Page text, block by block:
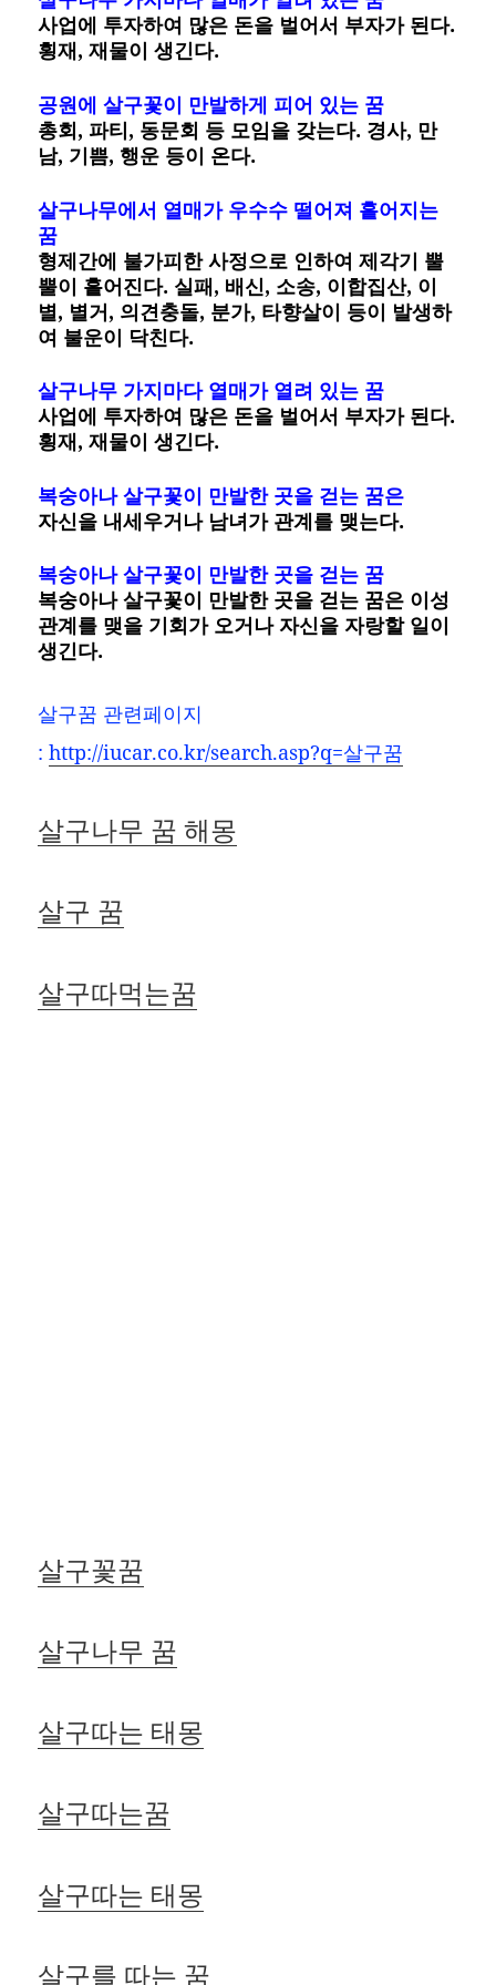
사업에 투자하여 많은 돈을 벌어서 부자가 된다.
횡재, 재물이 생긴다.
공원에 살구꽃이 만발하게 피어 있는 꿈
총회, 파티, 동문회 등 모임을 갖는다. 경사, 만
남, 기쁨, 행운 등이 온다.
살구나무에서 열매가 우수수 떨어져 흩어지는
꿈
형제간에 불가피한 사정으로 인하여 제각기 뿔
뿔이 흩어진다. 실패, 배신, 소송, 이합집산, 이
별, 별거, 의견충돌, 분가, 타향살이 등이 발생하
여 불운이 닥친다.
살구나무 가지마다 열매가 열려 있는 꿈
사업에 투자하여 많은 돈을 벌어서 부자가 된다.
횡재, 재물이 생긴다.
복숭아나 살구꽃이 만발한 곳을 걷는 꿈은
자신을 내세우거나 남녀가 관계를 맺는다.
복숭아나 살구꽃이 만발한 곳을 걷는 꿈
복숭아나 살구꽃이 만발한 곳을 걷는 꿈은 이성
관계를 맺을 기회가 오거나 자신을 자랑할 일이
생긴다.
살구꿈 관련페이지
:http://iucar.co.kr/search.asp?q=살구꿈
살구나무 꿈 해몽
살구 꿈
살구따먹는꿈
살구꽃꿈
살구나무 꿈
살구따는 태몽
살구따는꿈
살구따는 태몽
살구를 따는 꿈